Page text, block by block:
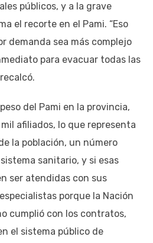
públicos, y a la grave
el recorte en el Pami. “Eso
demanda sea más complejo
para evacuar todas las
del Pami en la provincia,
mil afiliados, lo que representa
la población, un número
sanitario, y si esas
ser atendidas con sus
porque la Nación
cumplió con los contratos,
el sistema público de